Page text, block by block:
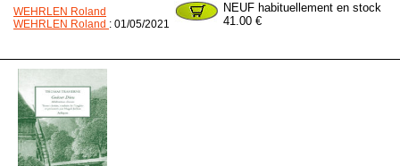
WEHRLEN Roland
WEHRLEN Roland : 01/05/2021
NEUF habituellement en stock
41.00 €